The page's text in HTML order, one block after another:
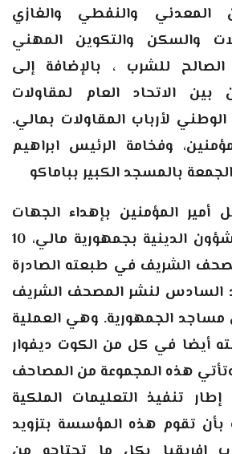
المعدني والنفطي والغازي
والسكن والتكوين المهني
الصالح للشرب ، بالإضافة إلى
بين الاتحاد العام لمقاولات
لأرباب المقاولات بمالي.
وفخامة الرئيس ابراهيم
بالمسجد الكبير بباماكو
أمير المؤمنين بإهداء الجهات
المكلفة بتدبير الشؤون الدينية بجمهورية مالي، 10
الشريف في طبعته الصادرة
لنشر المصحف الشريف
الجمهورية. وهي العملية
أيضا في كل من الكوت ديفوار
وتأتي هذه المجموعة من المصاحف
تنفيذ التعليمات الملكية
بأن تقوم هذه المؤسسة بتزويد